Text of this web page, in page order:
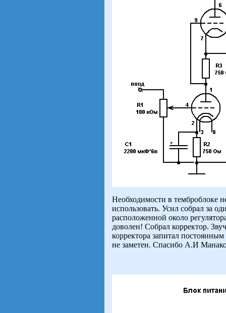
Необходимости в темброблоке
использовать. Усил собрал за
расположенной около
доволен! Собрал корректор.
корректора запитал
не заметен. Спасибо А.И